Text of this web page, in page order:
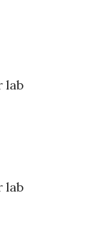
lab
lab